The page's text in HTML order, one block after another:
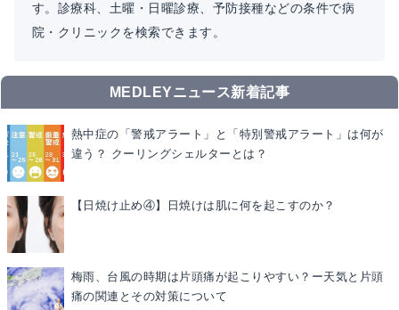
す。診療科、土曜・日曜診療、予防接種などの条件で病
院・クリニックを検索できます。
MEDLEYニュース新着記事
熱中症の「警戒アラート」と「特別警戒アラート」は何が
違う？ クーリングシェルターとは？
【日焼け止め④】日焼けは肌に何を起こすのか？
梅雨、台風の時期は片頭痛が起こりやすい？ー天気と片頭
痛の関連とその対策について